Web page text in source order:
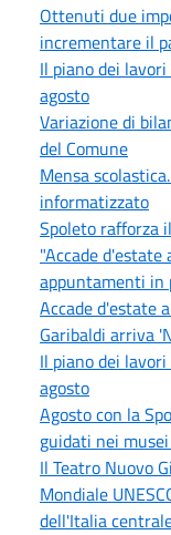
Ottenuti due
incrementare il
Il piano dei
agosto
Variazione di
del Comune
Mensa
informatizzato
Spoleto rafforza
"Accade d'estate
appuntamenti in
Accade d'estate
Garibaldi arriva
Il piano dei
agosto
Agosto con la
guidati nei
Il Teatro Nuovo
Mondiale
dell'Italia